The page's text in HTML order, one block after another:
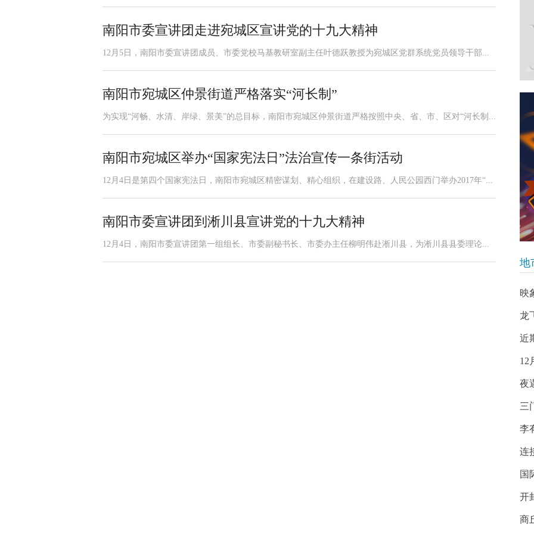
南阳市委宣讲团走进宛城区宣讲党的十九大精神
12月5日，南阳市委宣讲团成员、市委党校马基教研室副主任叶德跃教授为宛城区党群系统党员领导干部...
南阳市宛城区仲景街道严格落实“河长制”
为实现“河畅、水清、岸绿、景美”的总目标，南阳市宛城区仲景街道严格按照中央、省、市、区对“河长制...
南阳市宛城区举办“国家宪法日”法治宣传一条街活动
12月4日是第四个国家宪法日，南阳市宛城区精密谋划、精心组织，在建设路、人民公园西门举办2017年“...
南阳市委宣讲团到淅川县宣讲党的十九大精神
12月4日，南阳市委宣讲团第一组组长、市委副秘书长、市委办主任柳明伟赴淅川县，为淅川县县委理论...
地
映
龙
近
12
夜
三
李
连
国
开
商